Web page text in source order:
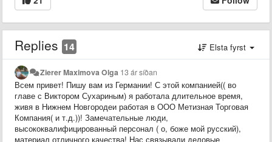
Replies 14 Elsta fyrst
Zierer Maximova Olga 13 ár síðan
Всем привет! Пишу вам из Германии! С этой компанией(( во
главе с Виктором Сухариным) я работала длительное время,
живя в Нижнем Новгородеи работая в ООО Метизная Торговая
Компания( и т.д.))! Замечательные люди,
высококвалифицированный персонал ( о, боже мой русский),
материал отличного качества! Нас связывали деловые